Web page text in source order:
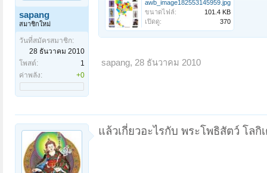
sapang
สมาชิกใหม่
วันที่สมัครสมาชิก:
28 ธันวาคม 2010
โพสต์:
1
ค่าพลัง:
+0
awb_image182553145959.jpg
ขนาดไฟล์:
101.4 KB
เปิดดู:
370
sapang, 28 ธันวาคม 2010
แล้วเกี่ยวอะไรกับ พระโพธิสัตว์ โลกิ